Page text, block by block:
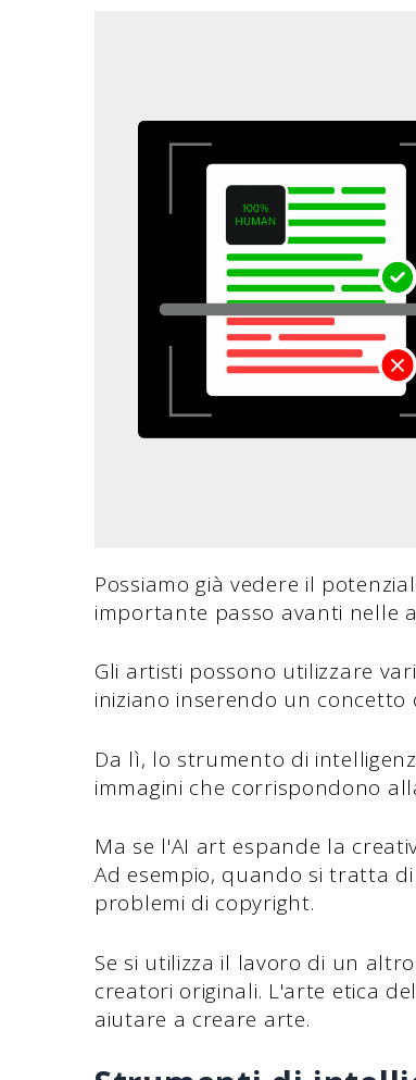
Possiamo già vedere il
importante passo avanti nelle
Gli artisti possono utilizzare
iniziano inserendo un concetto
Da lì, lo strumento di
immagini che corrispondono
Ma se l'AI art espande la
Ad esempio, quando si tratta
problemi di copyright.
Se si utilizza il lavoro di un
creatori originali. L'arte etica
aiutare a creare arte.